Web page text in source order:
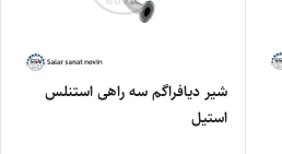
شیر دیافراگم سه راهی استنلس
استیل